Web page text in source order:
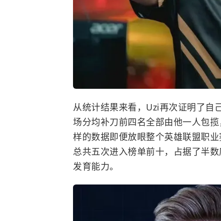
从统计结果来看，Uzi再次证明了自
场分均补刀前四名全部由他一人包
样的数据即便放眼整个英雄联盟职
总共五次进入榜单前十，占据了半
发育能力。